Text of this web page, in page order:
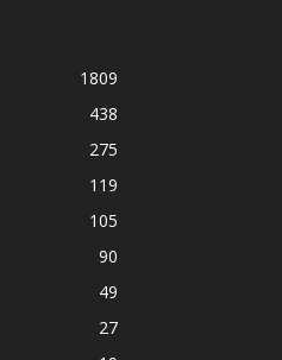
1809
438
275
119
105
90
49
27